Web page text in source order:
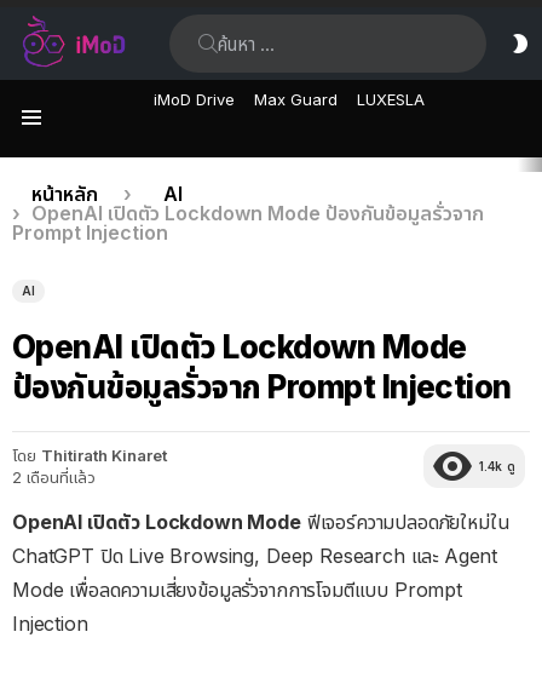
iMoD Drive Max Guard LUXESLA
เรื่อง
ล่าสุด
คุณอยู่ที่นี่:
หน้าหลัก
AI
OpenAI เปิดตัว Lockdown Mode ป้องกันข้อมูลรั่วจาก
Prompt Injection
AI
OpenAI เปิดตัว Lockdown Mode
ป้องกันข้อมูลรั่วจาก Prompt Injection
โดย Thitirath Kinaret
2 เดือนที่แล้ว
1.4k ดู
OpenAI เปิดตัว Lockdown Modeฟีเจอร์ความปลอดภัยใหม่ใน
ChatGPT ปิด Live Browsing, Deep Research และ Agent
Mode เพื่อลดความเสี่ยงข้อมูลรั่วจากการโจมตีแบบ Prompt
Injection